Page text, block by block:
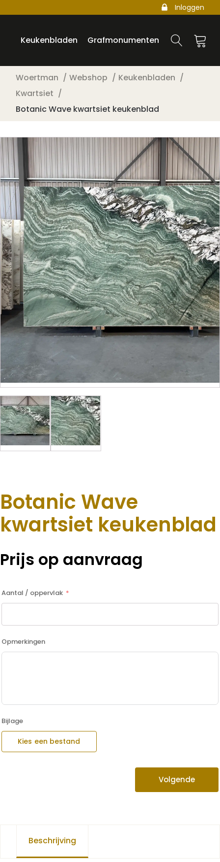
Inloggen
Keukenbladen Grafmonumenten
Woertman Webshop
Keukenbladen
Kwartsiet
Botanic Wave kwartsiet keukenblad
Botanic Wave
kwartsiet keukenblad
Prijs op aanvraag
Aantal / oppervlak
Opmerkingen
Bijlage
Kies een bestand
Volgende
Beschrijving